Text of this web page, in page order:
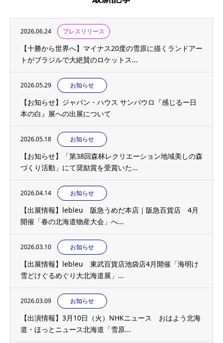
2026.06.24 プレスリリース
【十勝から世界へ】マイナス20度の雪原に描くランドアー
トがブラジルで大絶賛のロケットス...
2026.05.29 お知らせ
【お知らせ】ジャパン・ハウス サンパウロ『感じるー日
本の白』展への出展について
2026.05.18 お知らせ
【お知らせ】「第38回森林レクリエーション地域美しの森
づくり活動」にて奨励賞を受賞いた...
2026.04.14 お知らせ
【出展情報】lebleu 阪急うめだ本店｜阪急百貨店 4月
開催「春の北海道物産大会」へ...
2026.03.10 お知らせ
【出展情報】lebleu 東武百貨店池袋店4月開催「海明け
雪どけぐるめぐり大北海道展」...
2026.03.09 お知らせ
【出演情報】3月10日（火）NHKニュース おはよう北海
道・ほっとニュース北海道「雪原...